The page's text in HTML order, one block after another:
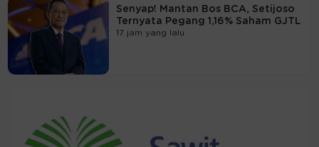
Senyap! Mantan Bos BCA, Setijoso
Ternyata Pegang 1,16% Saham GJTL
17 jam yang lalu